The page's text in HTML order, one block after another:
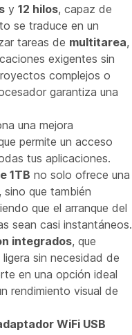
y 12 hilos, capaz de
se traduce en un
tareas de multitarea,
exigentes sin
complejos o
garantiza una
una mejora
permite un acceso
tus aplicaciones.
1TB no solo ofrece una
sino que también
que el arranque del
sean casi instantáneos.
integrados, que
sin necesidad de
en una opción ideal
rendimiento visual de
WiFi USB